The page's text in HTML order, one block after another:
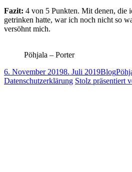
Fazit: 4 von 5 Punkten. Mit denen, die
getrinken hatte, war ich noch nicht so
versöhnt mich.
Pöhjala – Porter
Veröffentlicht
am
6. November 20198. Juli 2019Blog
Datenschutzerklärung Stolz präsentiert